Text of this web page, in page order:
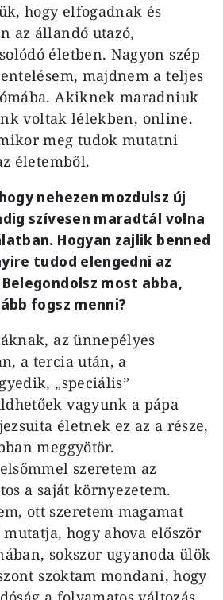
hogy elfogadnak és
az állandó utazó,
életben. Nagyon szép
majdnem a teljes
Akiknek maradniuk
voltak lélekben, online.
meg tudok mutatni
életemből.
nehezen mozdulsz új
szívesen maradtál volna
Hogyan zajlik benned
tudod elengedni az
most abba,
fogsz menni?
az ünnepélyes
a tercia után, a
„speciális”
vagyunk a pápa
életnek ez az a része,
meggyötör.
szeretem az
a saját környezetem.
ott szeretem magamat
hogy ahova először
sokszor ugyanoda ülök
szoktam mondani, hogy